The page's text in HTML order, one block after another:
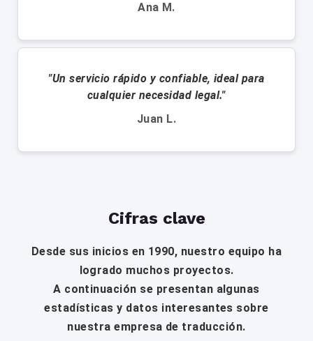
Ana M.
"Un servicio rápido y confiable, ideal para
cualquier necesidad legal."
Juan L.
Cifras clave
Desde sus inicios en 1990, nuestro equipo ha
logrado muchos proyectos.
A continuación se presentan algunas
estadísticas y datos interesantes sobre
nuestra empresa de traducción.